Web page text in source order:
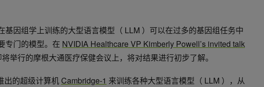
基因组学上训练的大型语言模型（ LLM ）可以在过多的基因组任务中
专门的模型。在 NVIDIA Healthcare VP Kimberly Powell’s invited talk
举行的摩根大通医疗保健会议上，将对结果进行初步了解。
出的超级计算机 Cambridge-1 来训练各种大型语言模型（ LLM ），从